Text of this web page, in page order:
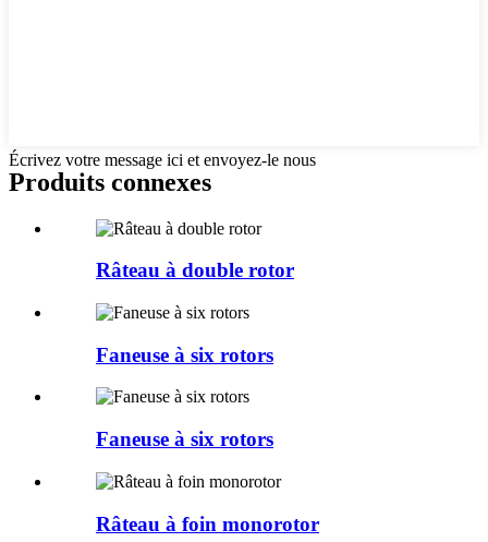
Écrivez votre message ici et envoyez-le nous
Produits connexes
Râteau à double rotor
Faneuse à six rotors
Faneuse à six rotors
Râteau à foin monorotor